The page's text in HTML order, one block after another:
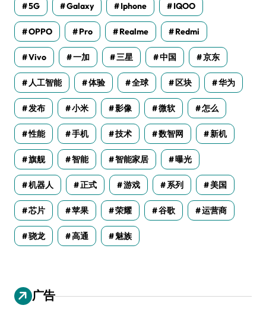
5G Galaxy Iphone IQOO
OPPO Pro Realme Redmi
Vivo 一加 三星 中国 京东
人工智能 体验 全球 区块 华为
发布 小米 影像 微软 怎么
性能 手机 技术 数智网 新机
旗舰 智能 智能家居 曝光
机器人 正式 游戏 系列 美国
芯片 苹果 荣耀 谷歌 运营商
骁龙 高通 魅族
广告